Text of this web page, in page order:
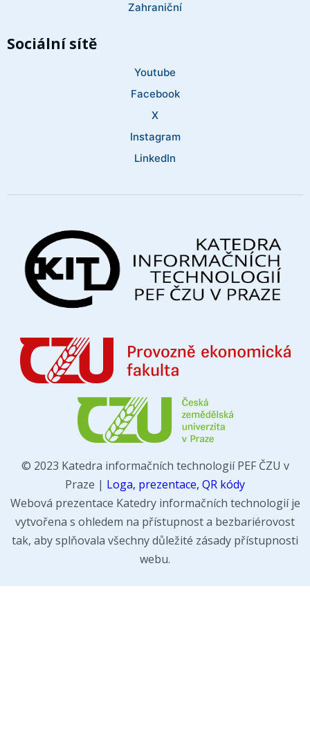
Zahraniční
Sociální sítě
Youtube
Facebook
X
Instagram
LinkedIn
© 2023 Katedra informačních technologií PEF ČZU v
Praze | Loga, prezentace, QR kódy
Webová prezentace Katedry informačních technologií je
vytvořena s ohledem na přístupnost a bezbariérovost
tak, aby splňovala všechny důležité zásady přístupnosti
webu.